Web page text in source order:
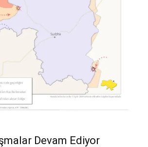
Devam Ediyor